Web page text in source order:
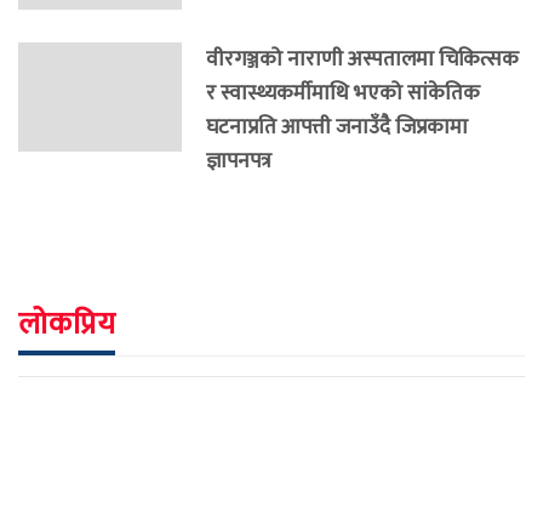
वीरगञ्जको नाराणी अस्पतालमा चिकित्सक
र स्वास्थ्यकर्मीमाथि भएको सांकेतिक
घटनाप्रति आपत्ती जनाउँदै जिप्रकामा
ज्ञापनपत्र
लोकप्रिय